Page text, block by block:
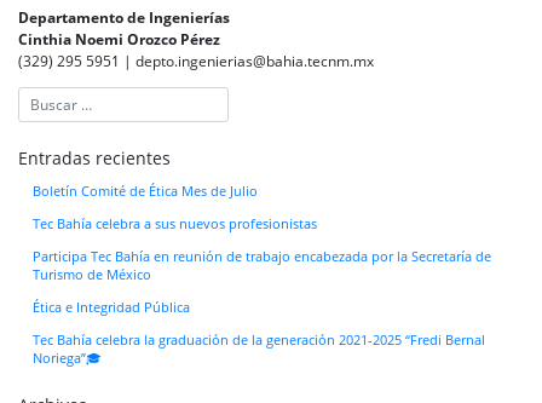
Departamento de Ingenierías
Cinthia Noemi Orozco Pérez
(329) 295 5951 | depto.ingenierias@bahia.tecnm.mx
Entradas recientes
Boletín Comité de Ética Mes de Julio
Tec Bahía celebra a sus nuevos profesionistas
Participa Tec Bahía en reunión de trabajo encabezada por la Secretaría de
Turismo de México
Ética e Integridad Pública
Tec Bahía celebra la graduación de la generación 2021-2025 “Fredi Bernal
Noriega”🎓